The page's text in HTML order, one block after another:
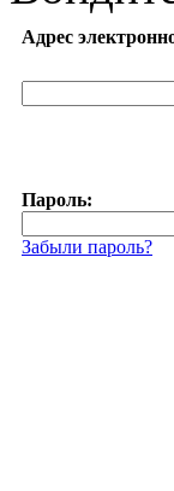
Адрес
Пароль:
Забыли пароль?